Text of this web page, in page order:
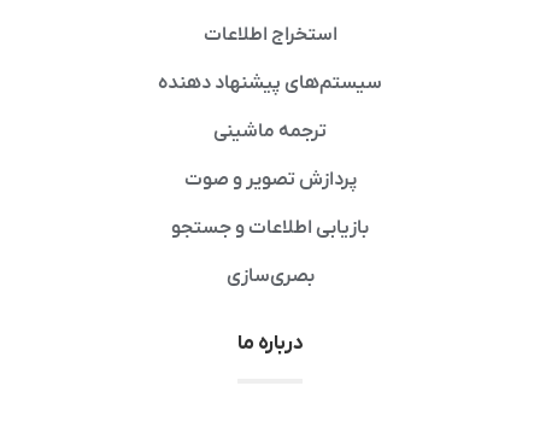
استخراج اطلاعات
سیستم‌های پیشنهاد دهنده
ترجمه ماشینی
پردازش تصویر و صوت
بازیابی اطلاعات و جستجو
بصری‌سازی
درباره ما